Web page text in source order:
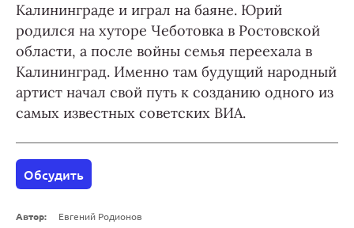
Калининграде и играл на баяне. Юрий
родился на хуторе Чеботовка в Ростовской
области, а после войны семья переехала в
Калининград. Именно там будущий народный
артист начал свой путь к созданию одного из
самых известных советских ВИА.
Обсудить
Автор: Евгений Родионов